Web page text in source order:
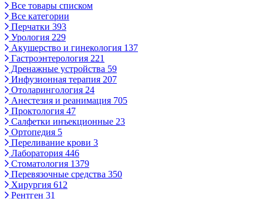
Все товары списком
Все категории
Перчатки 393
Урология 229
Акушерство и гинекология 137
Гастроэнтерология 221
Дренажные устройства 59
Инфузионная терапия 207
Отоларингология 24
Анестезия и реанимация 705
Проктология 47
Салфетки инъекционные 23
Ортопедия 5
Переливание крови 3
Лаборатория 446
Стоматология 1379
Перевязочные средства 350
Хирургия 612
Рентген 31